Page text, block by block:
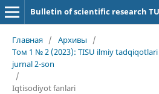
Bulletin of scientific research
Главная / Архивы
/
Том 1 № 2 (2023): TISU ilmiy
jurnal 2-son
/
Iqtisodiyot fanlari